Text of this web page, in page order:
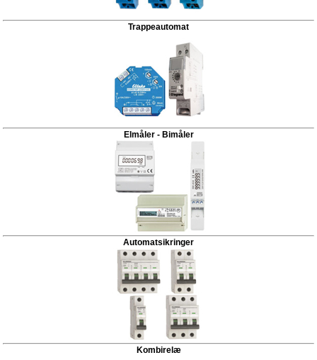
Trappeautomat
Elmåler - Bimåler
Automatsikringer
Kombirelæ